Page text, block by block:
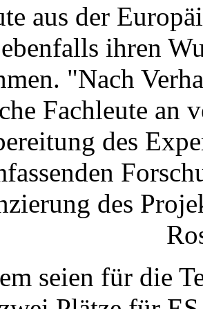
aus der
ihren
"Nach
Fachleute an
des
des
seien für die